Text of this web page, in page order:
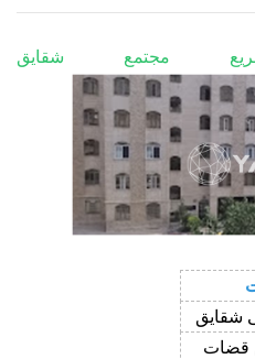
مجتمع شقایق
شقایق
قضات